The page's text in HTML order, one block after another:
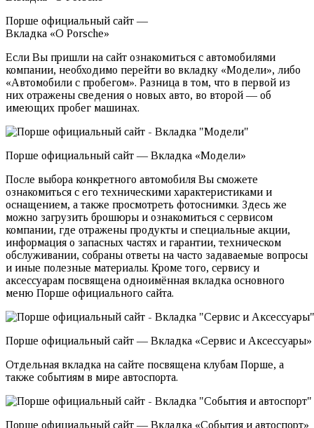
Порше официальный сайт —
Вкладка «О Porsche»
Если Вы пришли на сайт ознакомиться с автомобилями
компании, необходимо перейти во вкладку «Модели», либо
«Автомобили с пробегом». Разница в том, что в первой из
них отражены сведения о новых авто, во второй — об
имеющих пробег машинах.
Порше официальный сайт — Вкладка «Модели»
После выбора конкретного автомобиля Вы сможете
ознакомиться с его техническими характеристиками и
оснащением, а также просмотреть фотоснимки. Здесь же
можно загрузить брошюры и ознакомиться с сервисом
компании, где отражены продукты и специальные акции,
информация о запасных частях и гарантии, техническом
обслуживании, собраны ответы на часто задаваемые вопросы
и иные полезные материалы. Кроме того, сервису и
аксессуарам посвящена одноимённая вкладка основного
меню Порше официального сайта.
Порше официальный сайт — Вкладка «Сервис и Аксессуары»
Отдельная вкладка на сайте посвящена клубам Порше, а
также событиям в мире автоспорта.
Порше официальный сайт — Вкладка «События и автоспорт»